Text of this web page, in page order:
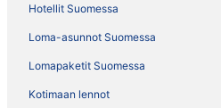
Hotellit Suomessa
Loma-asunnot Suomessa
Lomapaketit Suomessa
Kotimaan lennot